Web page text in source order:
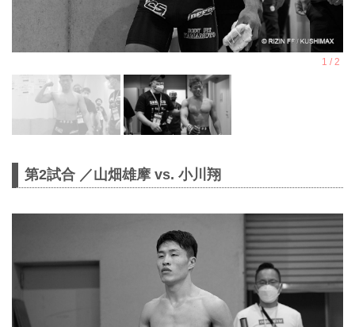
第2試合 ／山畑雄摩 vs. 小川翔